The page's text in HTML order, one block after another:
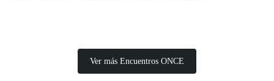
Ver más Encuentros ONCE